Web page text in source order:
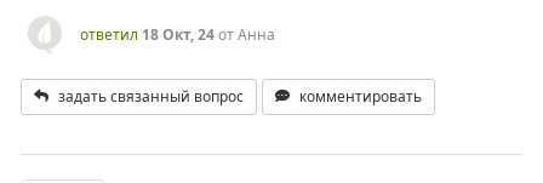
ответил 18 Окт, 24отАнна
задать связанный вопрос комментировать